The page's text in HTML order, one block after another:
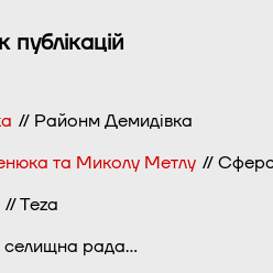
// Районм Демидівка
та Миколу Метлу //
// Тeza
селищна рада…